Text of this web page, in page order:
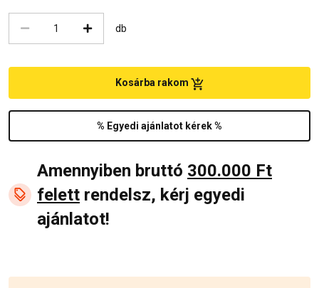
db
% Egyedi ajánlatot kérek %
Kosárba rakom
Amennyiben bruttó 300.000 Ft
felett rendelsz, kérj egyedi
ajánlatot!